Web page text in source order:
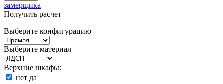
замерщика
Получить расчет
Выберите конфигурацию
Выберите материал
Верхние шкафы:
нет да